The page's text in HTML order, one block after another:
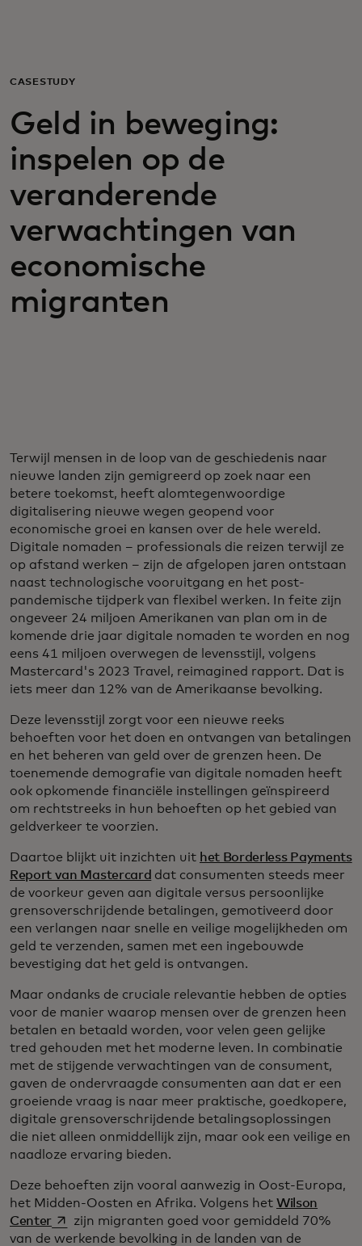
Zakelijk
Voor de wereld
Voor vernieuwers
Nieuws en trends
CASESTUDY
Geld in beweging:
inspelen op de
veranderende
verwachtingen van
economische
migranten
Terwijl mensen in de loop van de geschiedenis naar
nieuwe landen zijn gemigreerd op zoek naar een
betere toekomst, heeft alomtegenwoordige
digitalisering nieuwe wegen geopend voor
economische groei en kansen over de hele wereld.
Digitale nomaden – professionals die reizen terwijl ze
op afstand werken – zijn de afgelopen jaren ontstaan
naast technologische vooruitgang en het post-
pandemische tijdperk van flexibel werken. In feite zijn
ongeveer 24 miljoen Amerikanen van plan om in de
komende drie jaar digitale nomaden te worden en nog
eens 41 miljoen overwegen de levensstijl, volgens
Mastercard's 2023 Travel, reimagined rapport. Dat is
iets meer dan 12% van de Amerikaanse bevolking.
Deze levensstijl zorgt voor een nieuwe reeks
behoeften voor het doen en ontvangen van betalingen
en het beheren van geld over de grenzen heen. De
toenemende demografie van digitale nomaden heeft
ook opkomende financiële instellingen geïnspireerd
om rechtstreeks in hun behoeften op het gebied van
geldverkeer te voorzien.
Daartoe blijkt uit inzichten uit het Borderless Payments
Report van Mastercard dat consumenten steeds meer
de voorkeur geven aan digitale versus persoonlijke
grensoverschrijdende betalingen, gemotiveerd door
een verlangen naar snelle en veilige mogelijkheden om
geld te verzenden, samen met een ingebouwde
bevestiging dat het geld is ontvangen.
Maar ondanks de cruciale relevantie hebben de opties
voor de manier waarop mensen over de grenzen heen
betalen en betaald worden, voor velen geen gelijke
tred gehouden met het moderne leven. In combinatie
met de stijgende verwachtingen van de consument,
gaven de ondervraagde consumenten aan dat er een
groeiende vraag is naar meer praktische, goedkopere,
digitale grensoverschrijdende betalingsoplossingen
die niet alleen onmiddellijk zijn, maar ook een veilige en
naadloze ervaring bieden.
Deze behoeften zijn vooral aanwezig in Oost-Europa,
het Midden-Oosten en Afrika. Volgens het Wilson
Centeropens in a new tab
zijn migranten goed voor gemiddeld 70%
van de werkende bevolking in de landen van de